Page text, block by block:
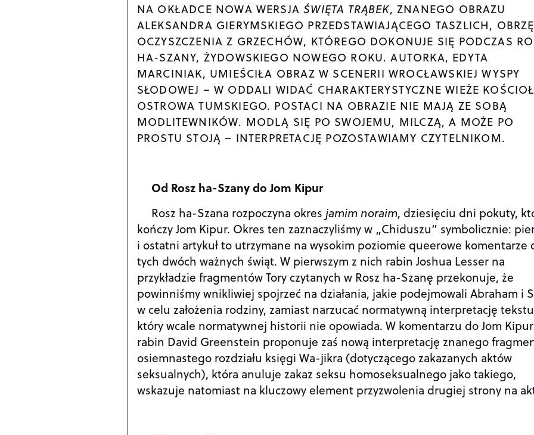
NA OKŁADCE NOWA WERSJAŚWIĘTA TRĄBEK, ZNANEGO OBRAZU
ALEKSANDRA GIERYMSKIEGO PRZEDSTAWIAJĄCEGO TASZLICH,
OCZYSZCZENIA Z GRZECHÓW, KTÓREGO DOKONUJE SIĘ PODCZAS
HA-SZANY, ŻYDOWSKIEGO NOWEGO ROKU. AUTORKA, EDYTA
MARCINIAK, UMIEŚCIŁA OBRAZ W SCENERII WROCŁAWSKIEJ WYSPY
SŁODOWEJ – W ODDALI WIDAĆ CHARAKTERYSTYCZNE WIEŻE
OSTROWA TUMSKIEGO. POSTACI NA OBRAZIE NIE MAJĄ ZE SOBĄ
MODLITEWNIKÓW. MODLĄ SIĘ PO SWOJEMU, MILCZĄ, A MOŻE PO
PROSTU STOJĄ – INTERPRETACJĘ POZOSTAWIAMY CZYTELNIKOM.
Od Rosz ha-Szany do Jom Kipur
Rosz ha-Szana rozpoczyna okres jamim noraim, dziesięciu dni pokuty,
kończy Jom Kipur. Okres ten zaznaczyliśmy w „Chiduszu” symbolicznie:
i ostatni artykuł to utrzymane na wysokim poziomie queerowe komentarze
tych dwóch ważnych świąt. W pierwszym z nich rabin Joshua Lesser na
przykładzie fragmentów Tory czytanych w Rosz ha-Szanę przekonuje, że
powinniśmy wnikliwiej spojrzeć na działania, jakie podejmowali Abraham i
w celu założenia rodziny, zamiast narzucać normatywną interpretację
który wcale normatywnej historii nie opowiada. W komentarzu do Jom Kipur
rabin David Greenstein proponuje zaś nową interpretację znanego
osiemnastego rozdziału księgi Wa-jikra (dotyczącego zakazanych aktów
seksualnych), która anuluje zakaz seksu homoseksualnego jako takiego,
wskazuje natomiast na kluczowy element przyzwolenia drugiej strony na